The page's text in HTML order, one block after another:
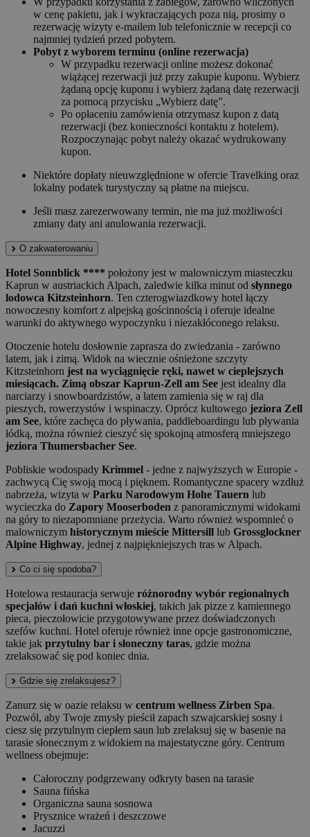
w cenę pakietu, jak i wykraczających poza nią, prosimy o
rezerwację wizyty e-mailem lub telefonicznie w recepcji co
najmniej tydzień przed pobytem.
Pobyt z wyborem terminu (online rezerwacja)
W przypadku rezerwacji online możesz dokonać
wiążącej rezerwacji już przy zakupie kuponu. Wybierz
żądaną opcję kuponu i wybierz żądaną datę rezerwacji
za pomocą przycisku „Wybierz datę”.
Po opłaceniu zamówienia otrzymasz kupon z datą
rezerwacji (bez konieczności kontaktu z hotelem).
Rozpoczynając pobyt należy okazać wydrukowany
kupon.
Niektóre dopłaty nieuwzględnione w ofercie Travelking oraz
lokalny podatek turystyczny są płatne na miejscu.
Jeśli masz zarezerwowany termin, nie ma już możliwości
zmiany daty ani anulowania rezerwacji.
O zakwaterowaniu
Hotel Sonnblick **** położony jest w malowniczym miasteczku
Kaprun w austriackich Alpach, zaledwie kilka minut od słynnego
lodowca Kitzsteinhorn. Ten czterogwiazdkowy hotel łączy
nowoczesny komfort z alpejską gościnnością i oferuje idealne
warunki do aktywnego wypoczynku i niezakłóconego relaksu.
Otoczenie hotelu dosłownie zaprasza do zwiedzania - zarówno
latem, jak i zimą. Widok na wiecznie ośnieżone szczyty
Kitzsteinhorn jest na wyciągnięcie ręki, nawet w cieplejszych
miesiącach. Zimą obszar Kaprun-Zell am See jest idealny dla
narciarzy i snowboardzistów, a latem zamienia się w raj dla
pieszych, rowerzystów i wspinaczy. Oprócz kultowego jeziora Zell
am See, które zachęca do pływania, paddleboardingu lub pływania
łódką, można również cieszyć się spokojną atmosferą mniejszego
jeziora Thumersbacher See.
Pobliskie wodospady Krimmel - jedne z najwyższych w Europie -
zachwycą Cię swoją mocą i pięknem. Romantyczne spacery wzdłuż
nabrzeża, wizyta w Parku Narodowym Hohe Tauern lub
wycieczka do Zapory Mooserboden z panoramicznymi widokami
na góry to niezapomniane przeżycia. Warto również wspomnieć o
malowniczym historycznym mieście Mittersill lub Grossglockner
Alpine Highway, jednej z najpiękniejszych tras w Alpach.
Co ci się spodoba?
Hotelowa restauracja serwuje różnorodny wybór regionalnych
specjałów i dań kuchni włoskiej, takich jak pizze z kamiennego
pieca, pieczołowicie przygotowywane przez doświadczonych
szefów kuchni. Hotel oferuje również inne opcje gastronomiczne,
takie jak przytulny bar i słoneczny taras, gdzie można
zrelaksować się pod koniec dnia.
Gdzie się zrelaksujesz?
Zanurz się w oazie relaksu w centrum wellness Zirben Spa.
Pozwól, aby Twoje zmysły pieścił zapach szwajcarskiej sosny i
ciesz się przytulnym ciepłem saun lub zrelaksuj się w basenie na
tarasie słonecznym z widokiem na majestatyczne góry. Centrum
wellness obejmuje:
Całoroczny podgrzewany odkryty basen na tarasie
Sauna fińska
Organiczna sauna sosnowa
Prysznice wrażeń i deszczowe
Jacuzzi